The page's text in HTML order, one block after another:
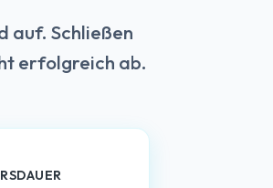
auf. Schließen
erfolgreich ab.